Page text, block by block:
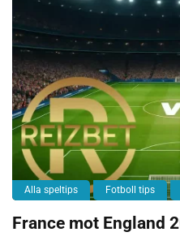
Alla speltips Fotboll tips
France mot England